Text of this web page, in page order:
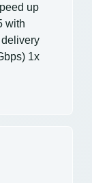
up
with
1x